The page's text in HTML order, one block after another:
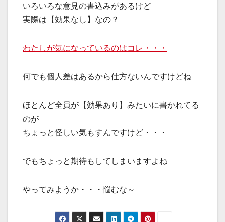
いろいろな意見の書込みがあるけど
実際は【効果なし】なの？
わたしが気になっているのはコレ・・・
何でも個人差はあるから仕方ないんですけどね
ほとんど全員が【効果あり】みたいに書かれてる
のが
ちょっと怪しい気もすんですけど・・・
でもちょっと期待もしてしまいますよね
やってみようか・・・悩むな～